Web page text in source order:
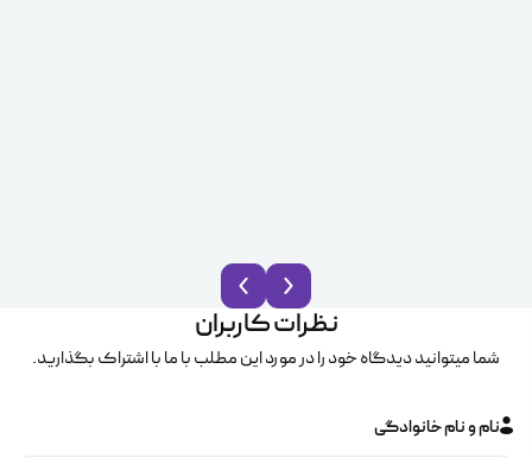
نظرات کاربران
شما میتوانید دیدگاه خود را در مورد این مطلب با ما با اشتراک بگذارید.
نام و نام خانوادگی